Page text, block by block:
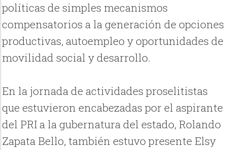
políticas de simples mecanismos
compensatorios a la generación de opciones
productivas, autoempleo y oportunidades de
movilidad social y desarrollo.
En la jornada de actividades proselitistas
que estuvieron encabezadas por el aspirante
del PRI a la gubernatura del estado, Rolando
Zapata Bello, también estuvo presente Elsy